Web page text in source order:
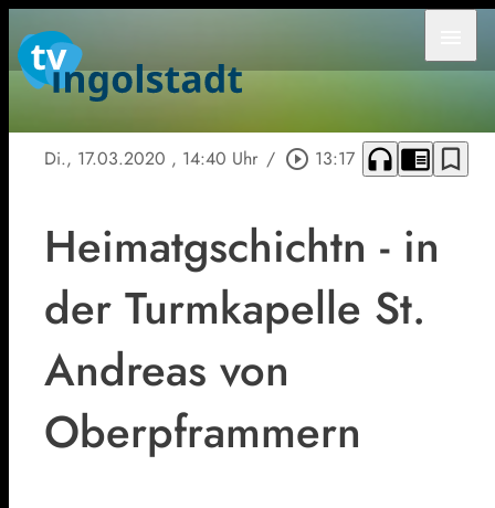
Di., 17.03.2020 , 14:40 Uhr / play_circle_outline 13:17 headphones chrome_reader_mode bookmark_border
Heimatgschichtn - in
der Turmkapelle St.
Andreas von
Oberpframmern